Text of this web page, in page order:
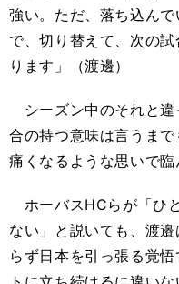
強い。ただ、落ち込ん
で、切り替えて、次の
ります」（渡邊）
シーズン中のそれと違
合の持つ意味は言うま
痛くなるような思いで臨
ホーバスHCらが「ひ
ない」と説いても、渡
らず日本を引っ張る覚